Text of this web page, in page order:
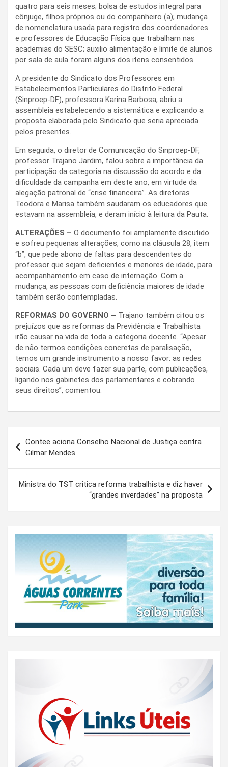
quatro para seis meses; bolsa de estudos integral para
cônjuge, filhos próprios ou do companheiro (a); mudança
de nomenclatura usada para registro dos coordenadores
e professores de Educação Física que trabalham nas
academias do SESC; auxilio alimentação e limite de alunos
por sala de aula foram alguns dos itens consentidos.
A presidente do Sindicato dos Professores em
Estabelecimentos Particulares do Distrito Federal
(Sinproep-DF), professora Karina Barbosa, abriu a
assembleia estabelecendo a sistemática e explicando a
proposta elaborada pelo Sindicato que seria apreciada
pelos presentes.
Em seguida, o diretor de Comunicação do Sinproep-DF,
professor Trajano Jardim, falou sobre a importância da
participação da categoria na discussão do acordo e da
dificuldade da campanha em deste ano, em virtude da
alegação patronal de “crise financeira”. As diretoras
Teodora e Marisa também saudaram os educadores que
estavam na assembleia, e deram início à leitura da Pauta.
ALTERAÇÕES – O documento foi amplamente discutido
e sofreu pequenas alterações, como na cláusula 28, item
“b”, que pede abono de faltas para descendentes do
professor que sejam deficientes e menores de idade, para
acompanhamento em caso de internação. Com a
mudança, as pessoas com deficiência maiores de idade
também serão contempladas.
REFORMAS DO GOVERNO – Trajano também citou os
prejuízos que as reformas da Previdência e Trabalhista
irão causar na vida de toda a categoria docente. “Apesar
de não termos condições concretas de paralisação,
temos um grande instrumento a nosso favor: as redes
sociais. Cada um deve fazer sua parte, com publicações,
ligando nos gabinetes dos parlamentares e cobrando
seus direitos”, comentou.
de
Post
Contee aciona Conselho Nacional de Justiça contra
Gilmar Mendes
Ministra do TST critica reforma trabalhista e diz haver
“grandes inverdades” na proposta